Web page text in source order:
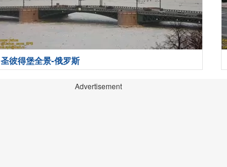
圣彼得堡全景-俄罗斯
Advertisement